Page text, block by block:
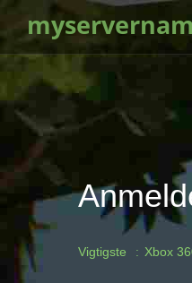
Vigtigste Xbox